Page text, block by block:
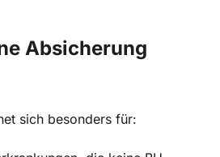
Absicherung
sich besonders für: